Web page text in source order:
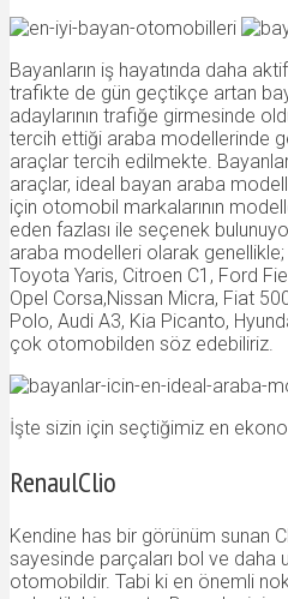
Bayanların iş hayatında daha
trafikte de gün geçtikçe artan
adaylarının trafiğe girmesinde
tercih ettiği araba modellerinde
araçlar tercih edilmekte.
araçlar, ideal bayan araba
için otomobil markalarının
eden fazlası ile seçenek
araba modelleri olarak
Toyota Yaris, Citroen C1, Ford
Opel Corsa,Nissan Micra, Fiat
Polo, Audi A3, Kia Picanto,
çok otomobilden söz edebiliriz.
İşte sizin için seçtiğimiz en
RenaulClio
Kendine has bir görünüm sunan
sayesinde parçaları bol ve daha
otomobildir. Tabi ki en önemli